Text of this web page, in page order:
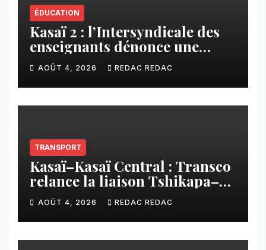
ÉDUCATION
Kasaï 2 : l’Intersyndicale des
enseignants dénonce une
contribution financière
imposée aux écoles de la
CNCA
AOÛT 4, 2026 REDAC REDAC
TRANSPORT
Kasaï–Kasaï Central : Transco
relance la liaison Tshikapa–
Tshiamu pour faciliter les
échanges
AOÛT 4, 2026 REDAC REDAC